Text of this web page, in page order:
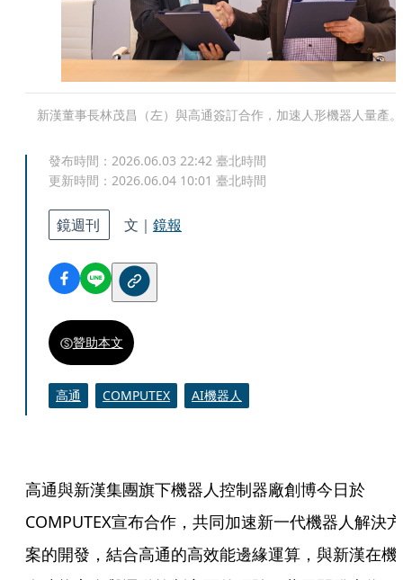
新漢董事長林茂昌（左）與高通簽訂合作，加速人形機器人量產。
發布時間： 2026.06.03 22:42 臺北時間
更新時間： 2026.06.04 10:01 臺北時間
鏡週刊 文｜ 鏡報
贊助本文
高通 COMPUTEX AI機器人
高通與新漢集團旗下機器人控制器廠創博今日於
COMPUTEX宣布合作，共同加速新一代機器人解決方
案的開發，結合高通的高效能邊緣運算，與新漢在機